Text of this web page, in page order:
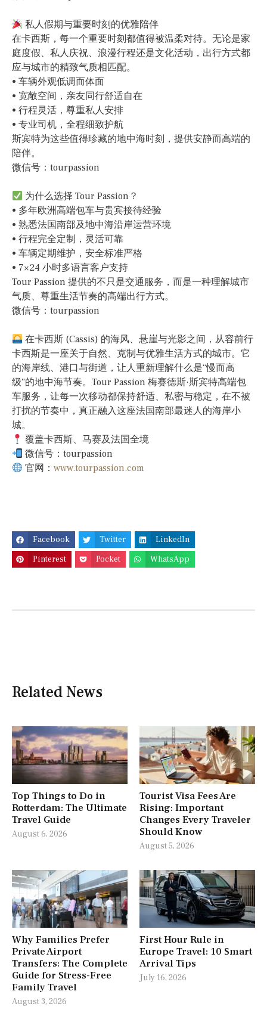
私人假期与重要时刻的优雅陪伴
在卡西斯，每一个重要时刻都值得被温柔对待。无论是家
庭度假、私人庆祝、浪漫行程还是文化活动，出行方式都
应与城市的精致气质相匹配。
• 车辆外观低调而体面
• 宽敞空间，亲友同行舒适自在
• 行程灵活，尊重私人安排
• 专业司机，全程细致护航
斯宾特为这些值得珍藏的地中海时刻，提供安静而高端的
陪伴。
微信号：tourpassion
为什么选择 Tour Passion？
• 多年欧洲高端包车与贵宾接待经验
• 熟悉法国南部及地中海沿岸运营环境
• 行程完全定制，灵活可靠
• 车辆定期维护，安全标准严格
• 7×24 小时多语言客户支持
Tour Passion 提供的不只是交通服务，而是一种理解城市
气质、尊重生活节奏的高端出行方式。
微信号：tourpassion
在卡西斯 (Cassis) 的海风、悬崖与光影之间，从容前行
卡西斯是一座关于自然、克制与优雅生活方式的城市。它
的海岸线、港口与街道，让人重新理解什么是“慢而高
级”的地中海节奏。Tour Passion 梅赛德斯·斯宾特高端包
车服务，让每一次移动都保持舒适、私密与稳定，在不被
打扰的节奏中，真正融入这座法国南部最迷人的海岸小
城。
覆盖卡西斯、马赛及法国全境
微信号：tourpassion
官网：www.tourpassion.com
Facebook Twitter
LinkedIn
Pinterest
Pocket WhatsApp
Related News
Top Things to Do in
Rotterdam: The Ultimate
Travel Guide
August 6, 2026
Tourist Visa Fees Are
Rising: Important
Changes Every Traveler
Should Know
August 5, 2026
Why Families Prefer
Private Airport
Transfers: The Complete
Guide for Stress-Free
Family Travel
August 3, 2026
First Hour Rule in
Europe Travel: 10 Smart
Arrival Tips
July 16, 2026